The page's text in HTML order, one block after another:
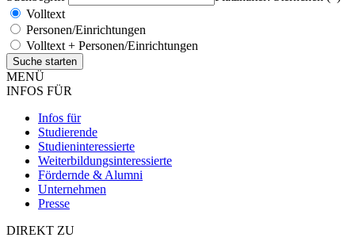
Volltext
Personen/Einrichtungen
Volltext + Personen/Einrichtungen
MENÜ
INFOS FÜR
Infos für
Studierende
Studieninteressierte
Weiterbildungsinteressierte
Fördernde & Alumni
Unternehmen
Presse
DIREKT ZU